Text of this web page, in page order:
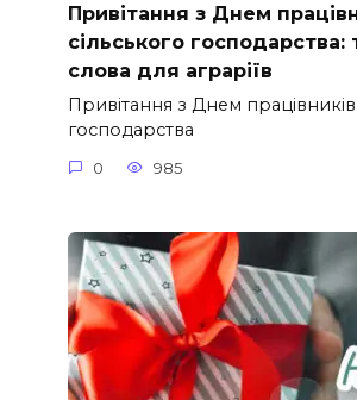
Привітання з Днем
сільського господарства:
слова для аграріїв
Привітання з Днем працівників
господарства
0 985